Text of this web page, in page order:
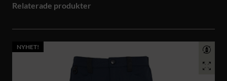
Relaterade produkter
NYHET!